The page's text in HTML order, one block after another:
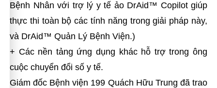
Bệnh Nhân với trợ lý y tế ảo DrAid™ Copilot giúp
thực thi toàn bộ các tính năng trong giải pháp này,
và DrAid™ Quản Lý Bệnh Viện.)
+ Các nền tảng ứng dụng khác hỗ trợ trong ông
cuộc chuyển đổi số y tế.
Giám đốc Bệnh viện 199 Quách Hữu Trung đã trao